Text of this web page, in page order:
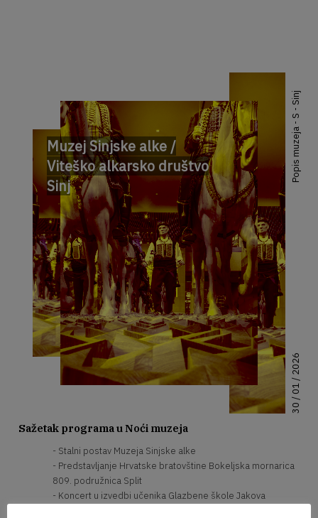
Muzej Sinjske alke /
Viteško alkarsko društvo
Sinj
30 / 01 / 2026
Popis muzeja - S - Sinj
Sažetak programa u Noći muzeja
- Stalni postav Muzeja Sinjske alke
- Predstavljanje Hrvatske bratovštine Bokeljska mornarica
809. podružnica Split
- Koncert u izvedbi učenika Glazbene škole Jakova